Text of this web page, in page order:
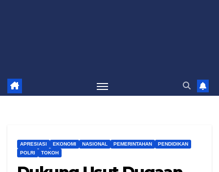
APRESIASI EKONOMI NASIONAL PEMERINTAHAN
PENDIDIKAN
POLRI
TOKOH